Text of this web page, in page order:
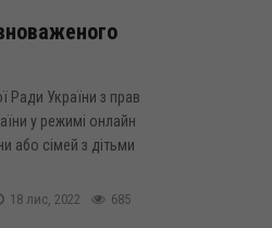
Ради України з прав
у режимі онлайн
або сімей з дітьми
685
18 лис, 2022